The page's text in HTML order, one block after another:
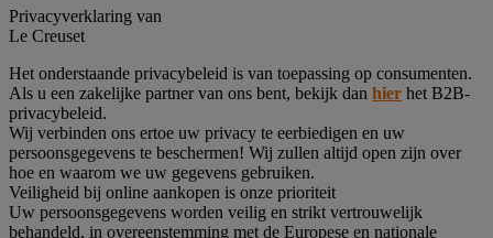
Privacyverklaring van
Le Creuset
Het onderstaande privacybeleid is van toepassing op consumenten.
Als u een zakelijke partner van ons bent, bekijk dan hier het B2B-
privacybeleid.
Wij verbinden ons ertoe uw privacy te eerbiedigen en uw
persoonsgegevens te beschermen! Wij zullen altijd open zijn over
hoe en waarom we uw gegevens gebruiken.
Veiligheid bij online aankopen is onze prioriteit
Uw persoonsgegevens worden veilig en strikt vertrouwelijk
behandeld, in overeenstemming met de Europese en nationale